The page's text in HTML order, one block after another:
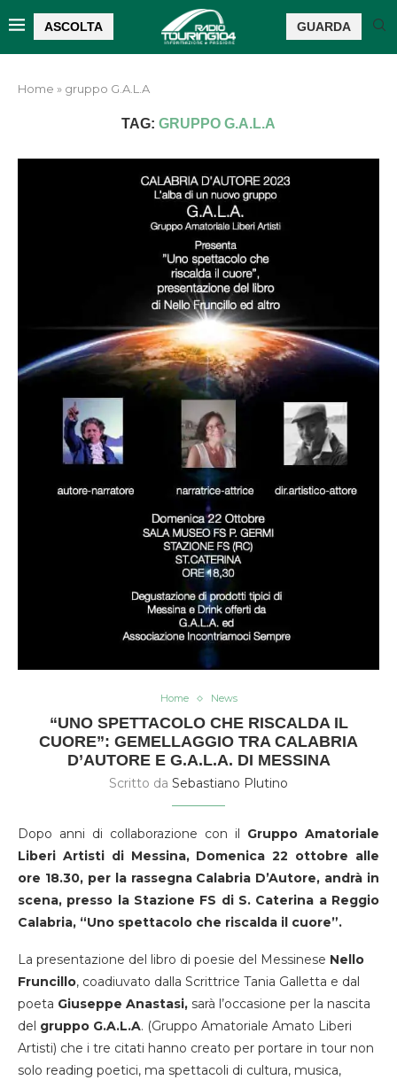
ASCOLTA GUARDA
Home » gruppo G.A.L.A
TAG: GRUPPO G.A.L.A
Home News
“UNO SPETTACOLO CHE RISCALDA IL
CUORE”: GEMELLAGGIO TRA CALABRIA
D’AUTORE E G.A.L.A. DI MESSINA
Scritto da Sebastiano Plutino
Dopo anni di collaborazione con il
Gruppo Amatoriale
Liberi Artisti di Messina, Domenica 22 ottobre alle
ore 18.30, per la rassegna Calabria D’Autore, andrà in
scena, presso la Stazione FS di S. Caterina a Reggio
Calabria, “Uno spettacolo che riscalda il cuore”.
La presentazione del libro di poesie del Messinese Nello
Fruncillo, coadiuvato dalla Scrittrice Tania Galletta e dal
poeta Giuseppe Anastasi, sarà l’occasione per la nascita
del gruppo G.A.L.A. (Gruppo Amatoriale Amato Liberi
Artisti) che i tre citati hanno creato per portare in tour non
solo reading poetici, ma spettacoli di cultura, musica,